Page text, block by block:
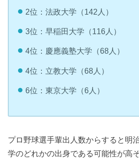
2位：法政大学（142人）
3位：早稲田大学（116人）
4位：慶應義塾大学（68人）
4位：立教大学（68人）
6位：東京大学（6人）
プロ野球選手輩出人数からすると明
学のどれかの出身である可能性が高